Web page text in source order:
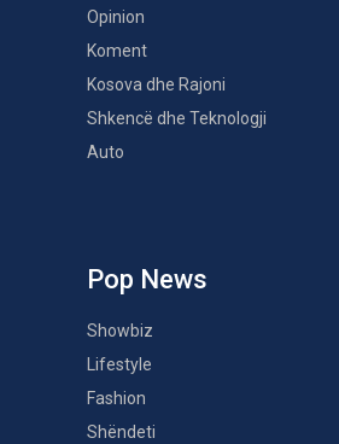
Opinion
Koment
Kosova dhe Rajoni
Shkencë dhe Teknologji
Auto
Pop News
Showbiz
Lifestyle
Fashion
Shëndeti